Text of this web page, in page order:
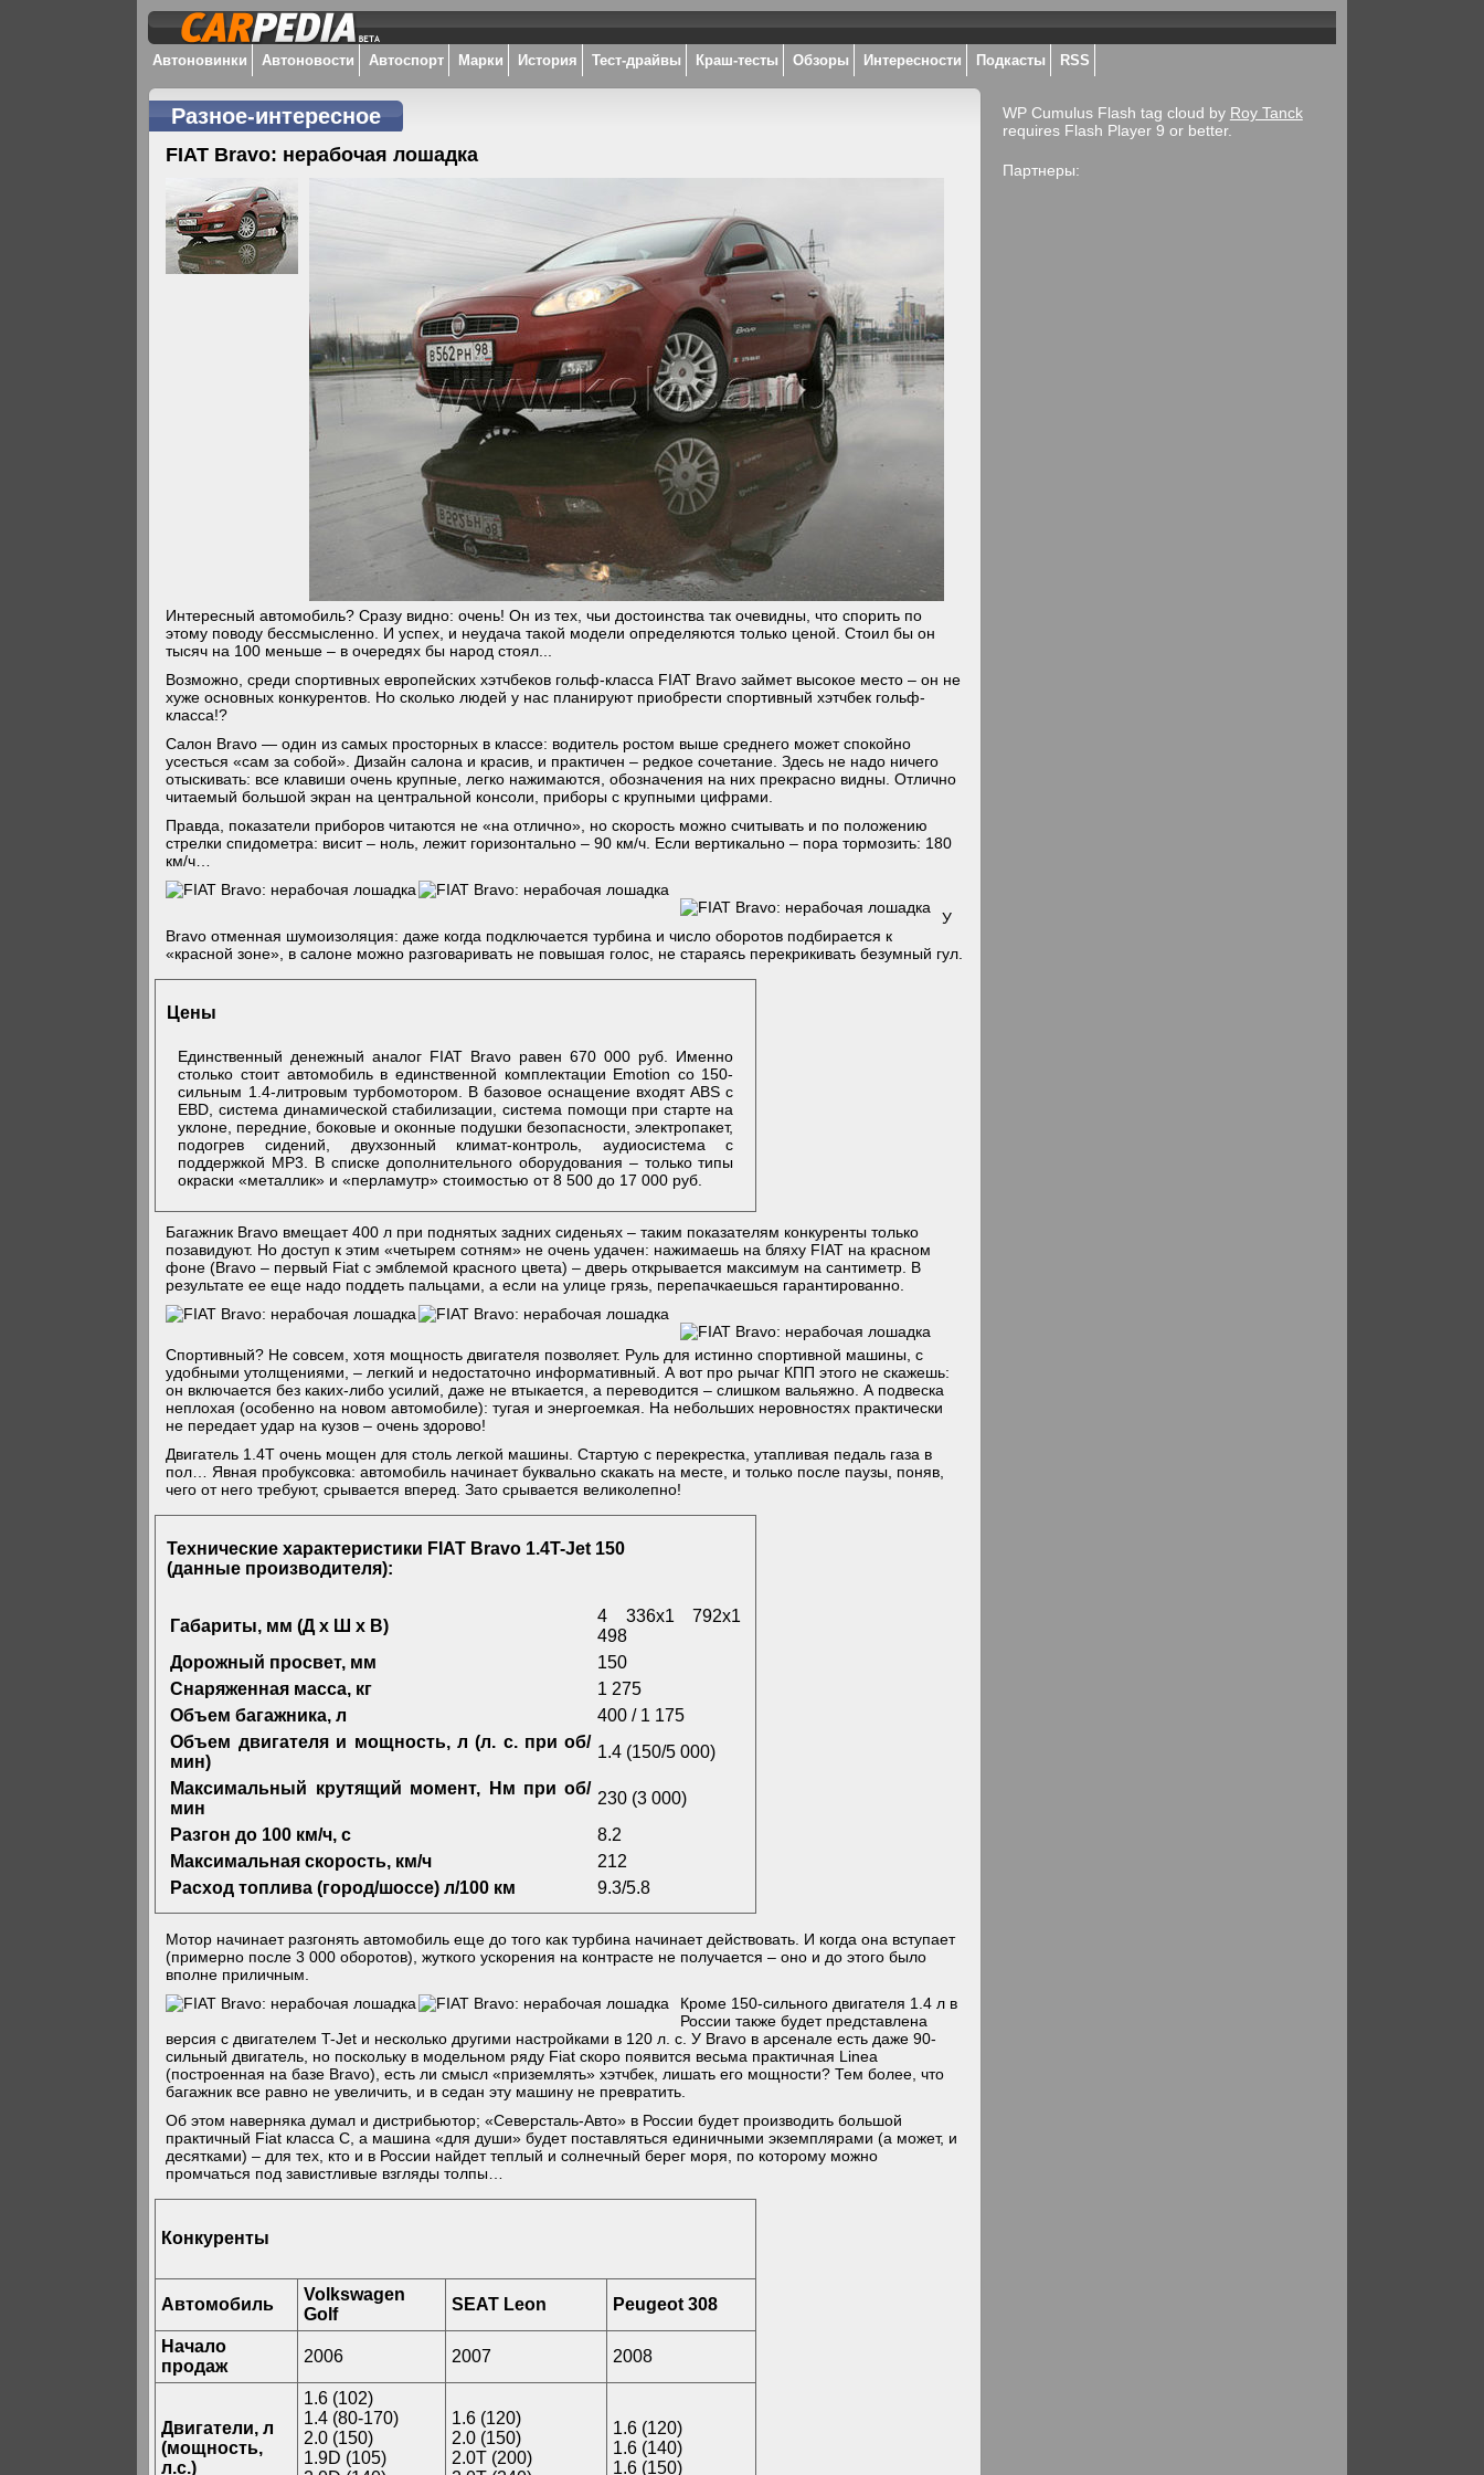
Автоновинки Автоновости Автоспорт Марки История Тест-драйвы Краш-тесты Обзоры Интересности Подкасты RSS
Разное-интересное
FIAT Bravo: нерабочая лошадка
Интересный автомобиль? Сразу видно: очень! Он из тех, чьи достоинства так очевидны, что спорить по
этому поводу бессмысленно. И успех, и неудача такой модели определяются только ценой. Стоил бы он
тысяч на 100 меньше – в очередях бы народ стоял...
Возможно, среди спортивных европейских хэтчбеков гольф-класса FIAT Bravo займет высокое место – он не
хуже основных конкурентов. Но сколько людей у нас планируют приобрести спортивный хэтчбек гольф-
класса!?
Салон Bravo — один из самых просторных в классе: водитель ростом выше среднего может спокойно
усесться «сам за собой». Дизайн салона и красив, и практичен – редкое сочетание. Здесь не надо ничего
отыскивать: все клавиши очень крупные, легко нажимаются, обозначения на них прекрасно видны. Отлично
читаемый большой экран на центральной консоли, приборы с крупными цифрами.
Правда, показатели приборов читаются не «на отлично», но скорость можно считывать и по положению
стрелки спидометра: висит – ноль, лежит горизонтально – 90 км/ч. Если вертикально – пора тормозить: 180
км/ч…
У
Bravo отменная шумоизоляция: даже когда подключается турбина и число оборотов подбирается к
«красной зоне», в салоне можно разговаривать не повышая голос, не стараясь перекрикивать безумный гул.
Цены
Единственный денежный аналог FIAT Bravo равен 670 000 руб. Именно
столько стоит автомобиль в единственной комплектации Emotion со 150-
сильным 1.4-литровым турбомотором. В базовое оснащение входят ABS с
EBD, система динамической стабилизации, система помощи при старте на
уклоне, передние, боковые и оконные подушки безопасности, электропакет,
подогрев сидений, двухзонный климат-контроль, аудиосистема с
поддержкой MP3. В списке дополнительного оборудования – только типы
окраски «металлик» и «перламутр» стоимостью от 8 500 до 17 000 руб.
Багажник Bravo вмещает 400 л при поднятых задних сиденьях – таким показателям конкуренты только
позавидуют. Но доступ к этим «четырем сотням» не очень удачен: нажимаешь на бляху FIAT на красном
фоне (Bravo – первый Fiat с эмблемой красного цвета) – дверь открывается максимум на сантиметр. В
результате ее еще надо поддеть пальцами, а если на улице грязь, перепачкаешься гарантированно.
Спортивный? Не совсем, хотя мощность двигателя позволяет. Руль для истинно спортивной машины, с
удобными утолщениями, – легкий и недостаточно информативный. А вот про рычаг КПП этого не скажешь:
он включается без каких-либо усилий, даже не втыкается, а переводится – слишком вальяжно. А подвеска
неплохая (особенно на новом автомобиле): тугая и энергоемкая. На небольших неровностях практически
не передает удар на кузов – очень здорово!
Двигатель 1.4Т очень мощен для столь легкой машины. Стартую с перекрестка, утапливая педаль газа в
пол… Явная пробуксовка: автомобиль начинает буквально скакать на месте, и только после паузы, поняв,
чего от него требуют, срывается вперед. Зато срывается великолепно!
Технические характеристики FIAT Bravo 1.4T-Jet 150
(данные производителя):
Габариты, мм (Д х Ш х В)
4 336х1 792х1
498
Дорожный просвет, мм
150
Снаряженная масса, кг
1 275
Объем багажника, л
400 / 1 175
Объем двигателя и мощность, л (л. с. при об/
мин)
1.4 (150/5 000)
Максимальный крутящий момент, Нм при об/
мин
230 (3 000)
Разгон до 100 км/ч, с
8.2
Максимальная скорость, км/ч
212
Расход топлива (город/шоссе) л/100 км
9.3/5.8
Мотор начинает разгонять автомобиль еще до того как турбина начинает действовать. И когда она вступает
(примерно после 3 000 оборотов), жуткого ускорения на контрасте не получается – оно и до этого было
вполне приличным.
Кроме 150-сильного двигателя 1.4 л в
России также будет представлена
версия с двигателем T-Jet и несколько другими настройками в 120 л. с. У Bravo в арсенале есть даже 90-
сильный двигатель, но поскольку в модельном ряду Fiat скоро появится весьма практичная Linea
(построенная на базе Bravo), есть ли смысл «приземлять» хэтчбек, лишать его мощности? Тем более, что
багажник все равно не увеличить, и в седан эту машину не превратить.
Об этом наверняка думал и дистрибьютор; «Северсталь-Авто» в России будет производить большой
практичный Fiat класса С, а машина «для души» будет поставляться единичными экземплярами (а может, и
десятками) – для тех, кто и в России найдет теплый и солнечный берег моря, по которому можно
промчаться под завистливые взгляды толпы…
Конкуренты
Автомобиль
Volkswagen
Golf
SEAT Leon Peugeot 308
Начало
продаж
2006 2007 2008
Двигатели, л
(мощность,
л.с.)
1.6 (102)
1.4 (80-170)
2.0 (150)
1.9D (105)
1.6 (120)
2.0 (150)
2.0T (200)
1.6 (120)
1.6 (140)
1.6 (150)
WP Cumulus Flash tag cloud by Roy Tanck
requires Flash Player 9 or better.
Партнеры: